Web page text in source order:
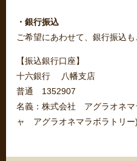
・銀行振込
ご希望にあわせて、銀行振込も
【振込銀行口座】
十六銀行 八幡支店
普通 1352907
名義：株式会社 アグラオネマ
ャ アグラオネマラボラトリー)